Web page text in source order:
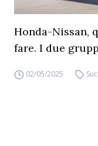
Honda-Nissan,
fare. I due
02/05/2025